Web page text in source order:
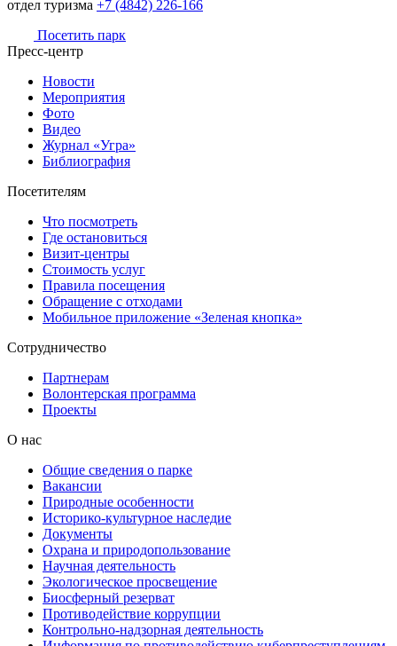
отдел туризма +7 (4842) 226-166
Посетить парк
Пресс-центр
Новости
Мероприятия
Фото
Видео
Журнал «Угра»
Библиография
Посетителям
Что посмотреть
Где остановиться
Визит-центры
Стоимость услуг
Правила посещения
Обращение с отходами
Мобильное приложение «Зеленая кнопка»
Сотрудничество
Партнерам
Волонтерская программа
Проекты
О нас
Общие сведения о парке
Вакансии
Природные особенности
Историко-культурное наследие
Документы
Охрана и природопользование
Научная деятельность
Экологическое просвещение
Биосферный резерват
Противодействие коррупции
Контрольно-надзорная деятельность